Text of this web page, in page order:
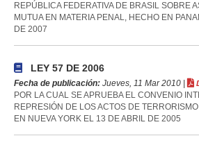
REPÚBLICA FEDERATIVA DE BRASIL SOBRE
MUTUA EN MATERIA PENAL, HECHO EN
DE 2007
LEY 57 DE 2006
Fecha de publicación: Jueves, 11 Mar 2010 |
POR LA CUAL SE APRUEBA EL CONVENIO
REPRESIÓN DE LOS ACTOS DE
EN NUEVA YORK EL 13 DE ABRIL DE 2005